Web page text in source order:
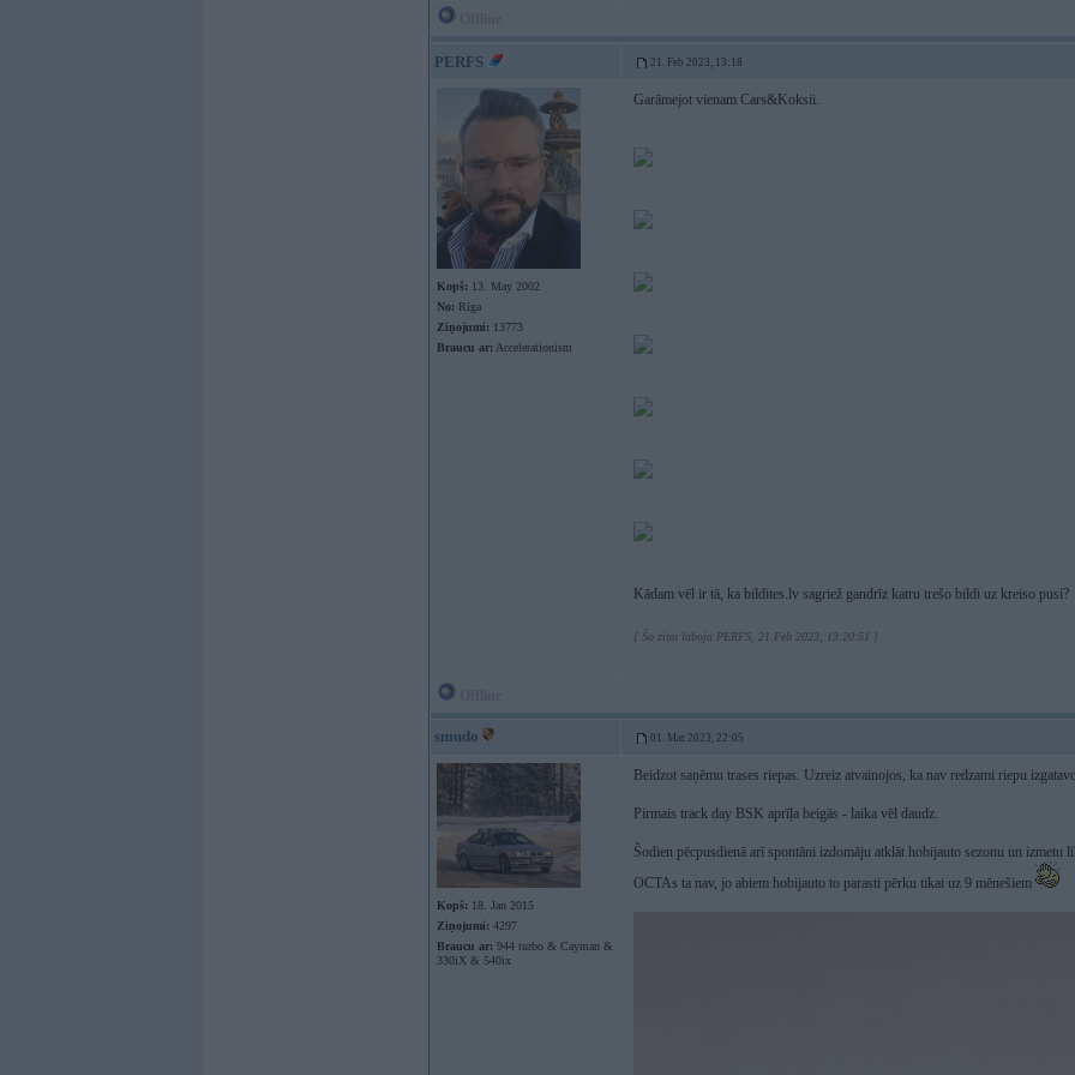
PERFS 21. Feb 2023, 13:18
Kopš: 13. May 2002
No: Rīga
Ziņojumi: 13773
Braucu ar: Accelerationism
Garāmejot vienam Cars&Koksii.
Kādam vēl ir tā, ka bildites.lv sagriež gandrīz katru trešo bildi uz kreiso pusi?
[ Šo ziņu laboja PERFS, 21 Feb 2023, 13:20:51 ]
smudo 01. Mar 2023, 22:05
Kopš: 18. Jan 2015
Ziņojumi: 4297
Braucu ar: 944 turbo & Cayman &
330iX & 540ix
Beidzot saņēmu trases riepas. Uzreiz atvainojos, ka nav redzami riepu
Pirmais track day BSK aprīļa beigās - laika vēl daudz.
Šodien pēcpusdienā arī spontāni izdomāju atklāt hobijauto sezonu un izmetu
OCTAs ta nav, jo abiem hobijauto to parasti pērku tikai uz 9 mēnešiem